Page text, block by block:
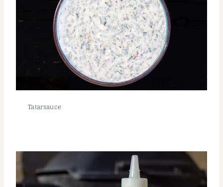
Tatarsauce